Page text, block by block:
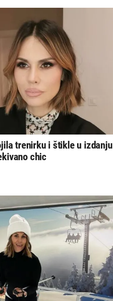
trenirku i štikle u izdanju
chic